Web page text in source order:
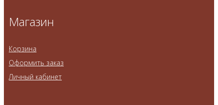
Магазин
Корзина
Оформить заказ
Личный кабинет